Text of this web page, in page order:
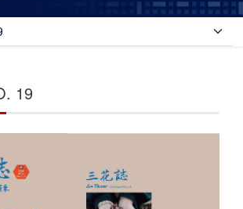
sunflower｜人文屏東
19